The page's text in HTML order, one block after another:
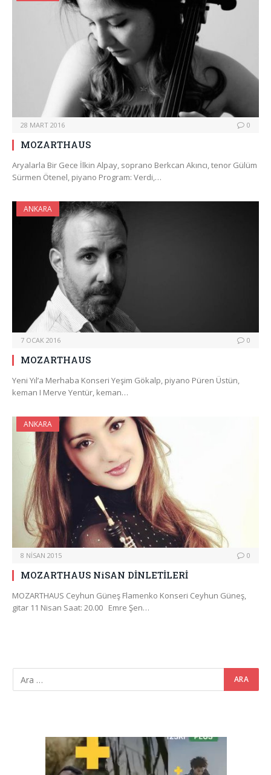
28 MART 2016 0
MOZARTHAUS
Aryalarla Bir Gece İlkin Alpay, soprano Berkcan Akıncı, tenor Gülüm
Sürmen Ötenel, piyano Program: Verdi,…
ANKARA
7 OCAK 2016 0
MOZARTHAUS
Yeni Yıl’a Merhaba Konseri Yeşim Gökalp, piyano Püren Üstün,
keman I Merve Yentür, keman…
ANKARA
8 NISAN 2015 0
MOZARTHAUS NiSAN DİNLETİLERİ
MOZARTHAUS Ceyhun Güneş Flamenko Konseri Ceyhun Güneş,
gitar 11 Nisan Saat: 20.00 Emre Şen…
Video
oynatıcı